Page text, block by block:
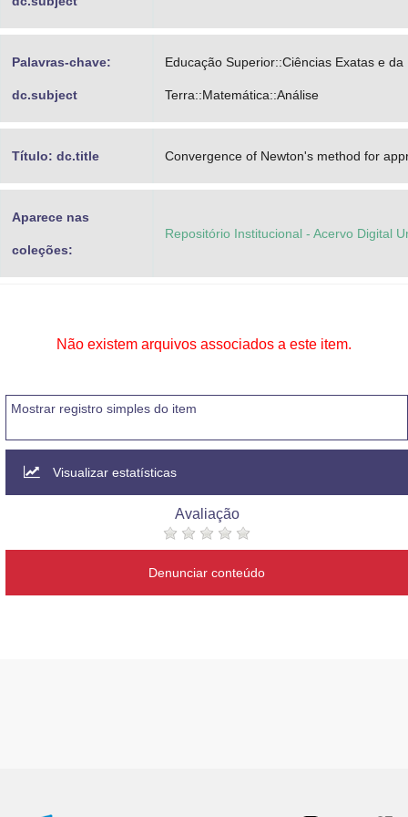
Palavras-chave:
dc.subject
Educação Superior::Ciências Exatas e da
Terra::Matemática::Análise
Título: dc.title Convergence of Newton's method for
Aparece nas
coleções:
Repositório Institucional - Acervo Digital
Não existem arquivos associados a este item.
Mostrar registro simples do item
Visualizar estatísticas
Avaliação
Denunciar conteúdo